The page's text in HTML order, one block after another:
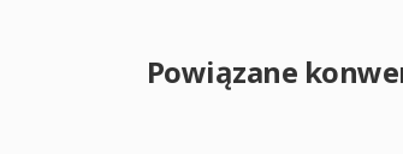
Powiązane